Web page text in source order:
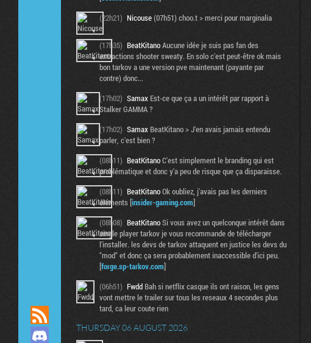
(22h21) Nicouse(07h51) choo.t > merci pour marginalia
(17h35) BeatKitanoAucune idée je suis pas fan des
extractions shooter sweaty. En solo c'est peut-être ok mais
bon tarkov a une version pve maintenant (payante par
contre) donc...
(17h02) Samax Est-ce que ça a un intérêt par rapport à
Stalker GAMMA ?
(17h02) Samax BeatKitano > J'en avais jamais entendu
parler, c'est bien ?
(08h11) BeatKitanoC'est simplement le branding qui est
problématique et donc y'a peu de risque que ça disparaisse.
(08h11) BeatKitanoOk oubliez, j'avais pas les derniers
éléments [insider-gaming.com]
(08h08) BeatKitanoSi vous avez un quelconque intérêt dans
single player tarkov je vous recommande de télécharger
l'installer. les devs de tarkov attaquent en justice les devs du
"mod" et donc ça sera probablement inaccessible d'ici peu.
[forge.sp-tarkov.com]
(06h51) Fwdd Bah si netflix casque ils ont raison, les gens
vont mettre le trailer sur tous les reseaux 4 secondes plus
tard, ca leur coute rien
THURSDAY 06 AUGUST 2026